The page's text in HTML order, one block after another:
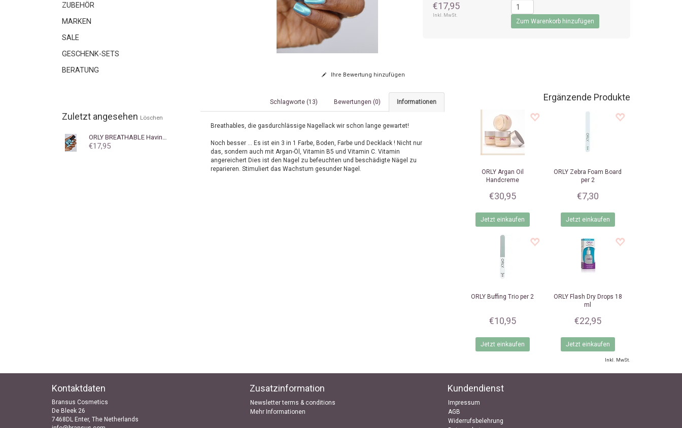
ZUBEHÖR
MARKEN
SALE
GESCHENK-SETS
BERATUNG
Zuletzt angesehen Löschen
ORLY BREATHABLE Having a Smeldown
€17,95
€17,95
Inkl. MwSt.
Ihre Bewertung hinzufügen
Informationen
Bewertungen (0)
Schlagworte (13)
Breathables, die gasdurchlässige Nagellack wir schon lange gewartet!
Noch besser ... Es ist ein 3 in 1 Farbe, Boden, Farbe und Decklack ! Nicht nur
das, sondern auch mit Argan-Öl, Vitamin B5 und Vitamin C. Vitamin
angereichert Dies ist den Nagel zu befeuchten und beschädigte Nägel zu
reparieren. Stimuliert das Wachstum gesunder Nagel.
Ergänzende Produkte
ORLYArgan Oil
Handcreme
€30,95
Jetzt einkaufen
ORLY Zebra Foam Board
per 2
€7,30
Jetzt einkaufen
ORLY Buffing Trio per 2
€10,95
Jetzt einkaufen
ORLYFlash Dry Drops 18
ml
€22,95
Jetzt einkaufen
Inkl. MwSt.
Kontaktdaten
Bransus Cosmetics
De Bleek 26
7468DL Enter, The Netherlands
Zusatzinformation
Newsletter terms & conditions
Mehr Informationen
Kundendienst
Impressum
AGB
Widerrufsbelehrung